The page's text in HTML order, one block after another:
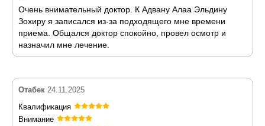
Очень внимательный доктор. К Адвану Алаа Эльдину
Зохиру я записался из-за подходящего мне времени
приема. Общался доктор спокойно, провел осмотр и
назначил мне лечение.
Отабек 24.11.2025
Квалификация
Внимание